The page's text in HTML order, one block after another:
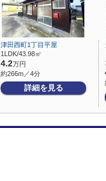
津田西町1丁目平屋
1LDK/43.98㎡
4.2万円
約266m／4分
詳細を見る